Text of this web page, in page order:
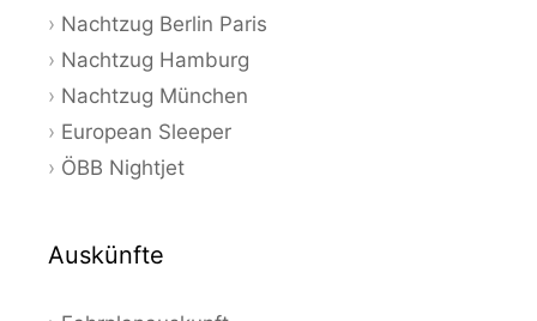
Nachtzug Berlin Paris
Nachtzug Hamburg
Nachtzug München
European Sleeper
ÖBB Nightjet
Auskünfte